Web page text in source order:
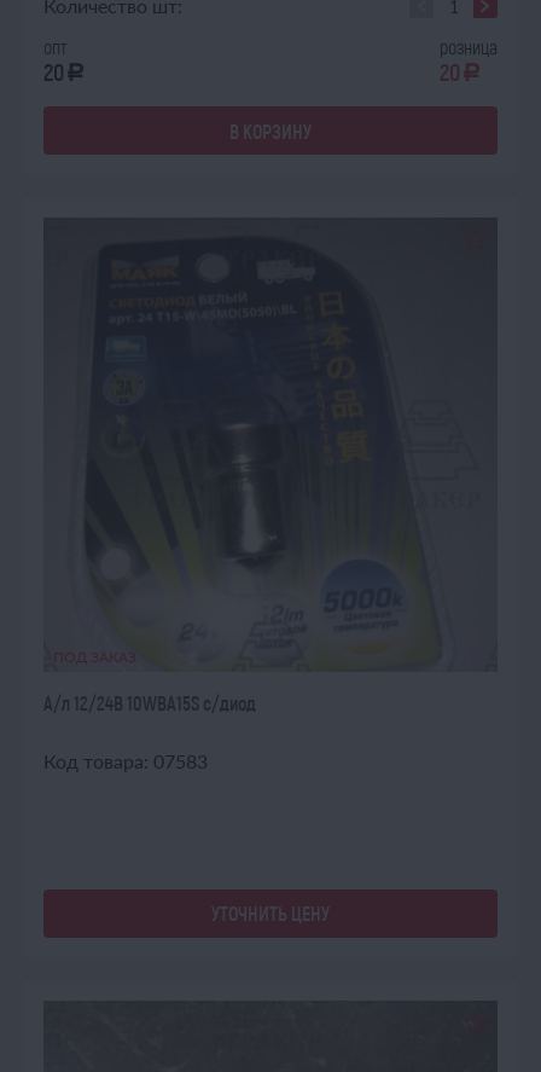
Количество шт:
опт
20 a
розница
20 a
В КОРЗИНУ
ПОД ЗАКАЗ
А/л 12/24В 10WВА15S с/диод
Код товара: 07583
УТОЧНИТЬ ЦЕНУ